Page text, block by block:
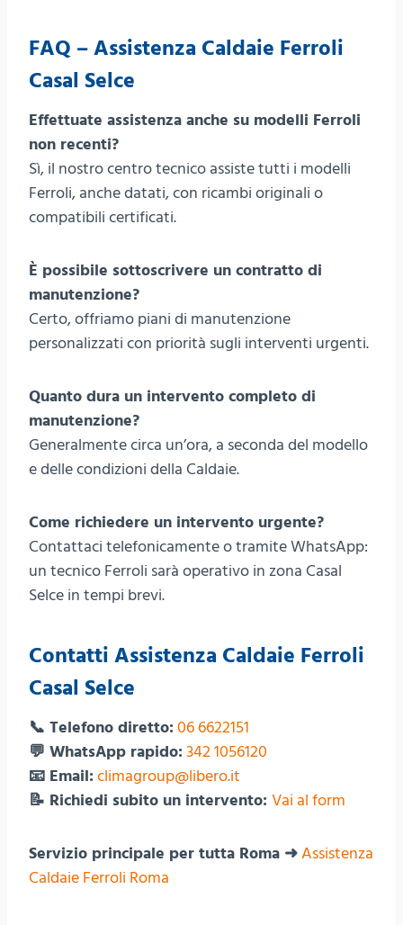
FAQ – Assistenza Caldaie Ferroli
Casal Selce
Effettuate assistenza anche su modelli Ferroli
non recenti?
Sì, il nostro centro tecnico assiste tutti i modelli
Ferroli, anche datati, con ricambi originali o
compatibili certificati.
È possibile sottoscrivere un contratto di
manutenzione?
Certo, offriamo piani di manutenzione
personalizzati con priorità sugli interventi urgenti.
Quanto dura un intervento completo di
manutenzione?
Generalmente circa un’ora, a seconda del modello
e delle condizioni della Caldaie.
Come richiedere un intervento urgente?
Contattaci telefonicamente o tramite WhatsApp:
un tecnico Ferroli sarà operativo in zona Casal
Selce in tempi brevi.
Contatti Assistenza Caldaie Ferroli
Casal Selce
📞 Telefono diretto: 06 6622151
💬 WhatsApp rapido: 342 1056120
📧 Email: climagroup@libero.it
📝 Richiedi subito un intervento: Vai al form
Servizio principale per tutta Roma ➜Assistenza
Caldaie Ferroli Roma